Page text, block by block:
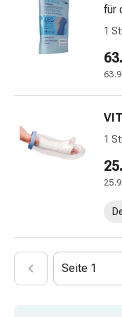
Arzneimittel
Mineralstoffe
für
1
1
Seite 1